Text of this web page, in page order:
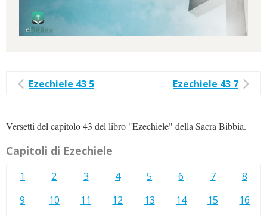
Ezechiele 43 5 Ezechiele 43 7
Versetti del capitolo 43 del libro "Ezechiele" della Sacra Bibbia.
Capitoli di Ezechiele
1 2 3 4 5 6 7
8
9
10 11 12 13 14 15
16